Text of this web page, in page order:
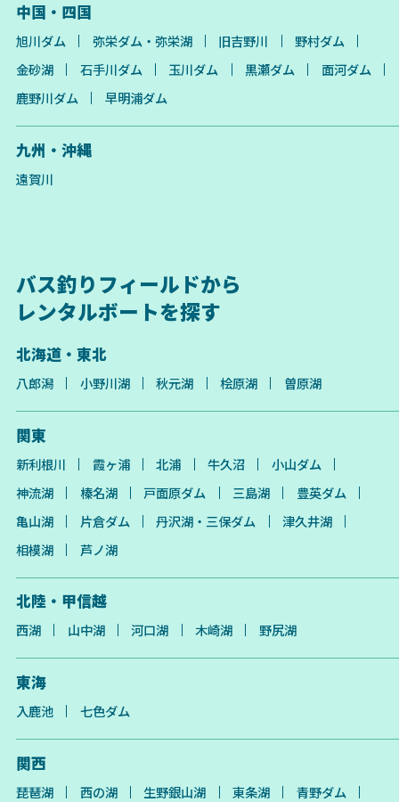
中国・四国
旭川ダム 弥栄ダム・弥栄湖 旧吉野川
野村ダム
金砂湖
石手川ダム 玉川ダム 黒瀬ダム
面河ダム
鹿野川ダム
早明浦ダム
九州・沖縄
遠賀川
バス釣りフィールドから
レンタルボートを探す
北海道・東北
八郎潟 小野川湖 秋元湖 桧原湖 曽原湖
関東
新利根川 霞ヶ浦 北浦 牛久沼
小山ダム
神流湖
榛名湖 戸面原ダム 三島湖
豊英ダム
亀山湖
片倉ダム 丹沢湖・三保ダム
津久井湖
相模湖
芦ノ湖
北陸・甲信越
西湖 山中湖 河口湖 木崎湖 野尻湖
東海
入鹿池 七色ダム
関西
琵琶湖 西の湖 生野銀山湖 東条湖
青野ダム